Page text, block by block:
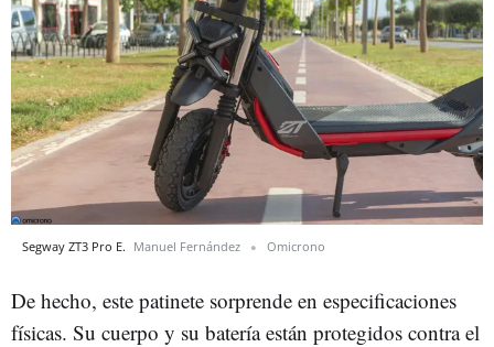
Segway ZT3 Pro E. Manuel Fernández Omicrono
De hecho, este patinete sorprende en especificaciones
físicas. Su cuerpo y su batería están protegidos contra el